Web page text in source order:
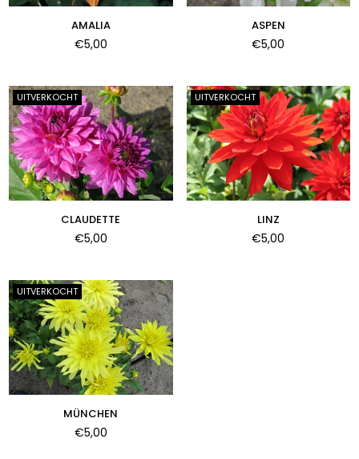
AMALIA
Normale
€5,00
ASPEN
Normale
€5,00
UITVERKOCHT
CLAUDETTE
Normale
€5,00
UITVERKOCHT
LINZ
Normale
€5,00
UITVERKOCHT
MÜNCHEN
Normale
€5,00